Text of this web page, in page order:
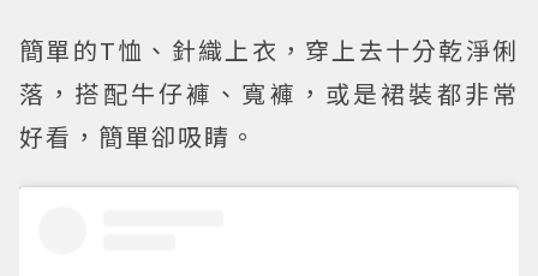
簡單的T恤、針織上衣，穿上去十分乾淨俐
落，搭配牛仔褲、寬褲，或是裙裝都非常
好看，簡單卻吸睛。